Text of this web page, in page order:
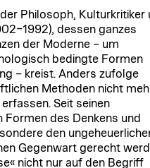
Philosoph, Kulturkritiker
dessen ganzes
der Moderne – um
bedingte Formen
– kreist. Anders zufolge
Methoden nicht
Seit seinen
Formen des Denkens und
den
Gegenwart gerecht
nicht nur auf den Begriff